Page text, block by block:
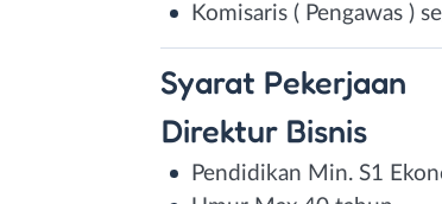
Komisaris ( Pengawas )
Syarat Pekerjaan
Direktur Bisnis
Pendidikan Min. S1